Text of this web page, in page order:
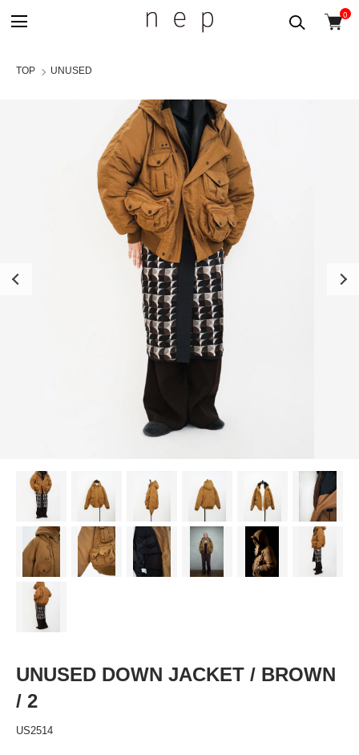
0
TOP UNUSED
UNUSED DOWN JACKET / BROWN
/ 2
US2514